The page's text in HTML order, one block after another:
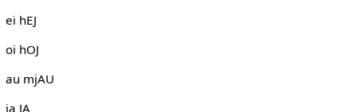
ei hEJ
oi hOJ
au mjAU
ia JA